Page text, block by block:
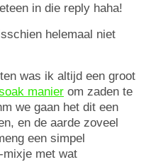
in die reply haha!
helemaal niet
was ik altijd een groot
manier om zaden te
we gaan het dit een
en de aarde zoveel
een simpel
mixje met wat